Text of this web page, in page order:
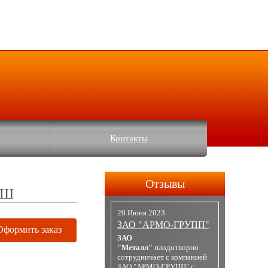
Контакты
заказ
Отзывы
20 Июня 2023
ЗАО "АРМО-ГРУПП"
ЗАО
"Металл" плодотворно
сотрудничает с компанией